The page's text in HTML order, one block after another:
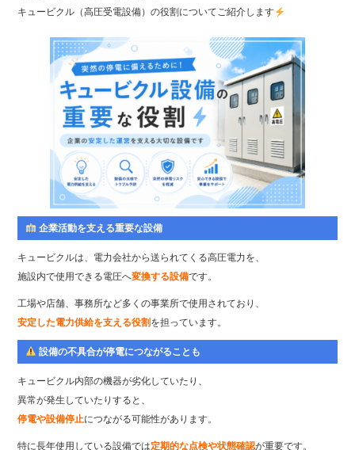
キュービクル（高圧受電設備）の役割についてご紹介します
企業活動を支える重要な設備
キュービクルは、電力会社から送られてくる高圧電力を、
施設内で使用できる電圧へ変換する設備です。
工場や店舗、事務所など多くの事業所で使用されており、
安定した電力供給を支える役割 を担っています。
設備の不具合が停電につながることも
キュービクル内部の機器が劣化していたり、
異常が発生していたりすると、
停電や設備停止につながる可能性があります。
特に長年使用している設備では定期的な点検や状態確認が重要です。